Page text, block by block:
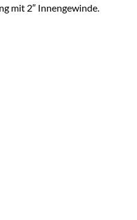
mit 2″ Innengewinde.